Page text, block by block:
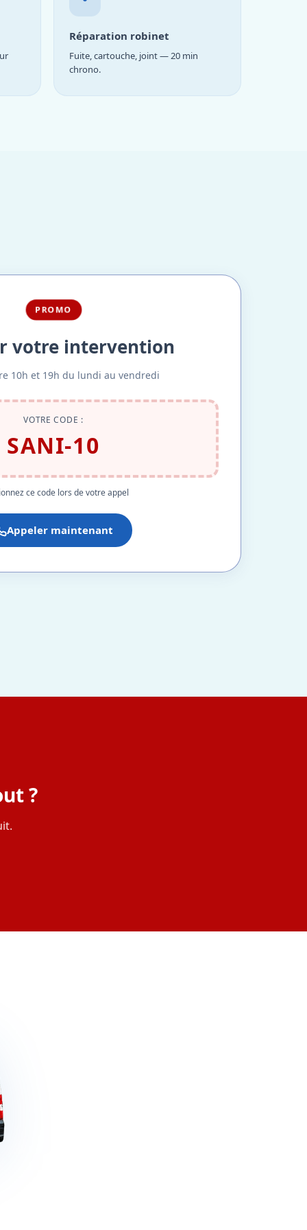
Réparation robinet
Fuite, cartouche, joint — 20 min
chrono.
PROMO
votre intervention
10h et 19h du lundi au vendredi
VOTRE CODE :
SANI-10
ce code lors de votre appel
Appeler maintenant
?